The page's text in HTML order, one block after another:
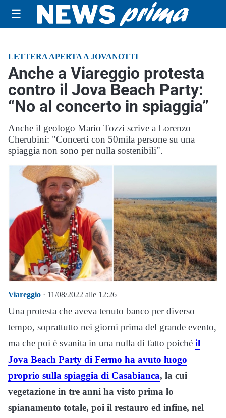
☰
LETTERA APERTA A JOVANOTTI
Anche a Viareggio protesta
contro il Jova Beach Party:
“No al concerto in spiaggia”
Anche il geologo Mario Tozzi scrive a Lorenzo
Cherubini: "Concerti con 50mila persone su una
spiaggia non sono per nulla sostenibili".
Viareggio · 11/08/2022 alle 12:26
Una protesta che aveva tenuto banco per diverso
tempo, soprattutto nei giorni prima del grande evento,
ma che poi è svanita in una nulla di fatto poiché il
Jova Beach Party di Fermo ha avuto luogo
proprio sulla spiaggia di Casabianca, la cui
vegetazione in tre anni ha visto prima lo
spianamento totale, poi il restauro ed infine, nel